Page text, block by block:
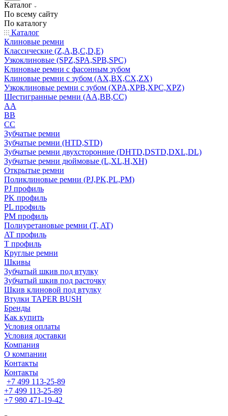
Каталог
По всему сайту
По каталогу
Каталог
Клиновые ремни
Классические (Z,A,B,C,D,E)
Узкоклиновые (SPZ,SPA,SPB,SPC)
Клиновые ремни с фасонным зубом
Клиновые ремни с зубом (AX,BX,CX,ZX)
Узкоклиновые ремни с зубом (XPA,XPB,XPC,XPZ)
Шестигранные ремни (AA,BB,CC)
AA
BB
CC
Зубчатые ремни
Зубчатые ремни (HTD,STD)
Зубчатые ремни двухсторонние (DHTD,DSTD,DXL,DL)
Зубчатые ремни дюймовые (L,XL,H,XH)
Открытые ремни
Поликлиновые ремни (PJ,PK,PL,PM)
PJ профиль
PK профиль
PL профиль
PM профиль
Полиуретановые ремни (T, AT)
AT профиль
T профиль
Круглые ремни
Шкивы
Зубчатый шкив под втулку
Зубчатый шкив под расточку
Шкив клиновой под втулку
Втулки TAPER BUSH
Бренды
Как купить
Условия оплаты
Условия доставки
Компания
О компании
Контакты
Контакты
+7 499 113-25-89
+7 499 113-25-89
+7 980 471-19-42